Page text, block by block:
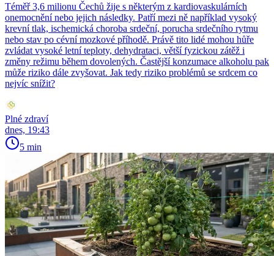
Téměř 3,6 milionu Čechů žije s některým z kardiovaskulárních
onemocnění nebo jejich následky. Patří mezi ně například vysoký
krevní tlak, ischemická choroba srdeční, porucha srdečního rytmu
nebo stav po cévní mozkové příhodě. Právě tito lidé mohou hůře
zvládat vysoké letní teploty, dehydrataci, větší fyzickou zátěž i
změny režimu během dovolených. Častější konzumace alkoholu pak
může riziko dále zvyšovat. Jak tedy riziko problémů se srdcem co
nejvíc snížit?
Plné zdraví
dnes, 19:43
5 min